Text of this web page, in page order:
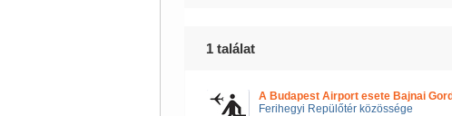
1 találat
A Budapest Airport esete Bajnai
Ferihegyi Repülőtér közössége